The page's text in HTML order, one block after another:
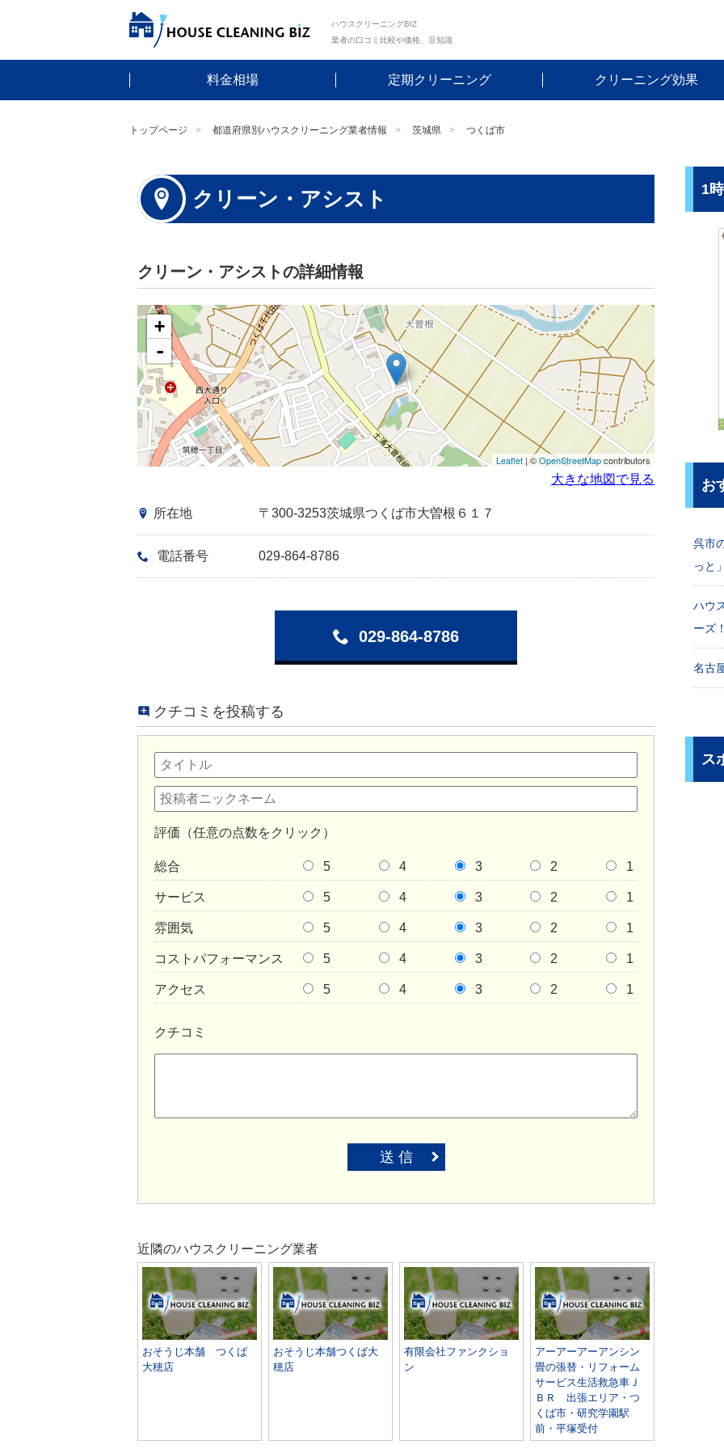
ハウスクリーニングBIZ
業者の口コミ比較や価格、豆知識
料金相場 定期クリーニング クリーニング効果
トップページ 都道府県別ハウスクリーニング業者情報 茨城県 つくば市
クリーン・アシスト
クリーン・アシストの詳細情報
+
-
Leaflet | ©OpenStreetMapcontributors
大きな地図で見る
所在地 〒300-3253茨城県つくば市大曽根６１７
電話番号 029-864-8786
029-864-8786
クチコミを投稿する
評価（任意の点数をクリック）
総合 5 4 3 2 1
サービス 5 4 3 2 1
雰囲気 5 4 3 2 1
コストパフォーマンス 5 4 3 2 1
アクセス 5 4 3 2 1
クチコミ
送 信
近隣のハウスクリーニング業者
おそうじ本舗 つくば
大穂店
おそうじ本舗つくば大
穂店
有限会社ファンクショ
ン
アーアーアーアンシン
畳の張替・リフォーム
サービス生活救急車Ｊ
ＢＲ 出張エリア・つ
くば市・研究学園駅
前・平塚受付
1
お
呉市
っと」
ハウ
ーズ！
名古
ス